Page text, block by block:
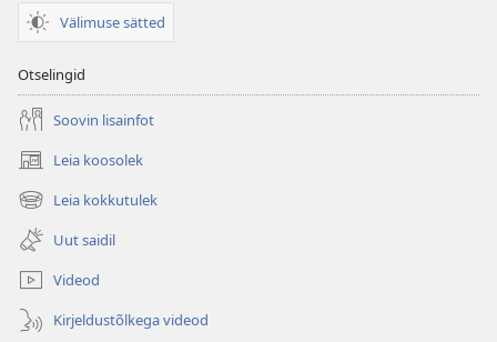
Välimuse sätted
Otselingid
Soovin lisainfot
Leia koosolek
(avab
uue
akna)
Leia kokkutulek
(avab
uue
akna)
Uut saidil
Videod
Kirjeldustõlkega videod